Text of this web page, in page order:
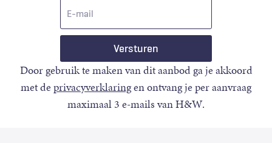
Door gebruik te maken van dit aanbod ga je akkoord
met deprivacyverklaringen ontvang je per aanvraag
maximaal 3 e-mails van H&W.